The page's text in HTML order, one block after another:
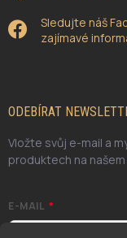
Sledujte náš
zajímavé
ODEBÍRAT
Vložte svůj e-mail a
produktech na
E-MAIL